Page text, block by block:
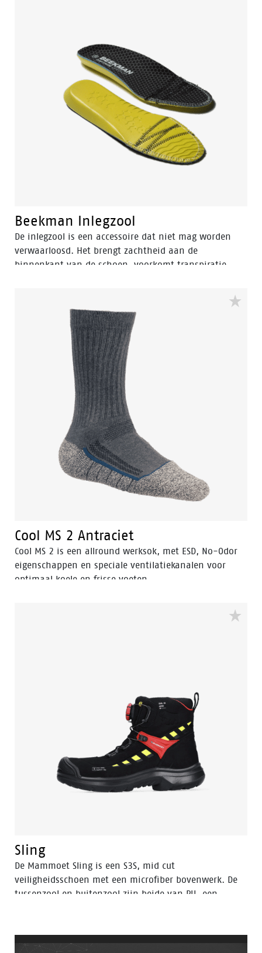
Beekman Inlegzool
De inlegzool is een accessoire dat niet mag worden
verwaarloosd. Het brengt zachtheid aan de
binnenkant van de schoen, voorkomt transpiratie,
door schokken op te vangen. Bovendien verlengt het
de levensduur van sneakers.
Cool MS 2 Antraciet
Cool MS 2 is een allround werksok, met ESD, No-Odor
eigenschappen en speciale ventilatiekanalen voor
optimaal koele en frisse voeten.
Sling
De Mammoet Sling is een S3S, mid cut
veiligheidsschoen met een microfiber bovenwerk. De
tussenzool en buitenzool zijn beide van PU, een
vermoeidheid tijdens de werkdag. Een
Videospeler